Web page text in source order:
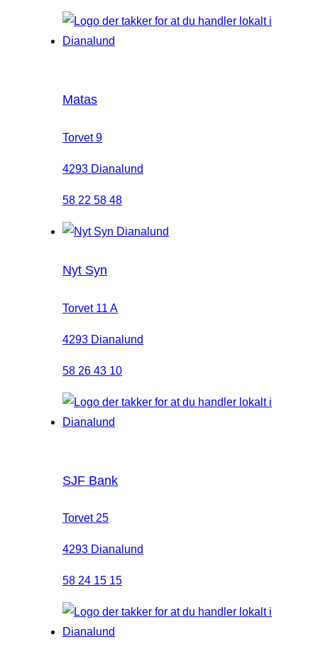
Matas
Torvet 9
4293 Dianalund
58 22 58 48
Nyt Syn
Torvet 11 A
4293 Dianalund
58 26 43 10
SJF Bank
Torvet 25
4293 Dianalund
58 24 15 15